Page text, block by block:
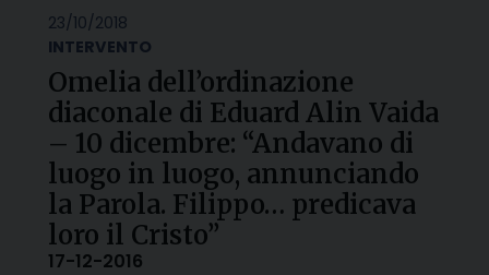
23/10/2018
INTERVENTO
Omelia dell’ordinazione
diaconale di Eduard Alin Vaida
– 10 dicembre: “Andavano di
luogo in luogo, annunciando
la Parola. Filippo… predicava
loro il Cristo”
17-12-2016